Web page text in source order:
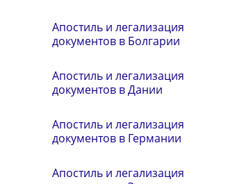
Апостиль и легализация
документов в Болгарии
Апостиль и легализация
документов в Дании
Апостиль и легализация
документов в Германии
Апостиль и легализация